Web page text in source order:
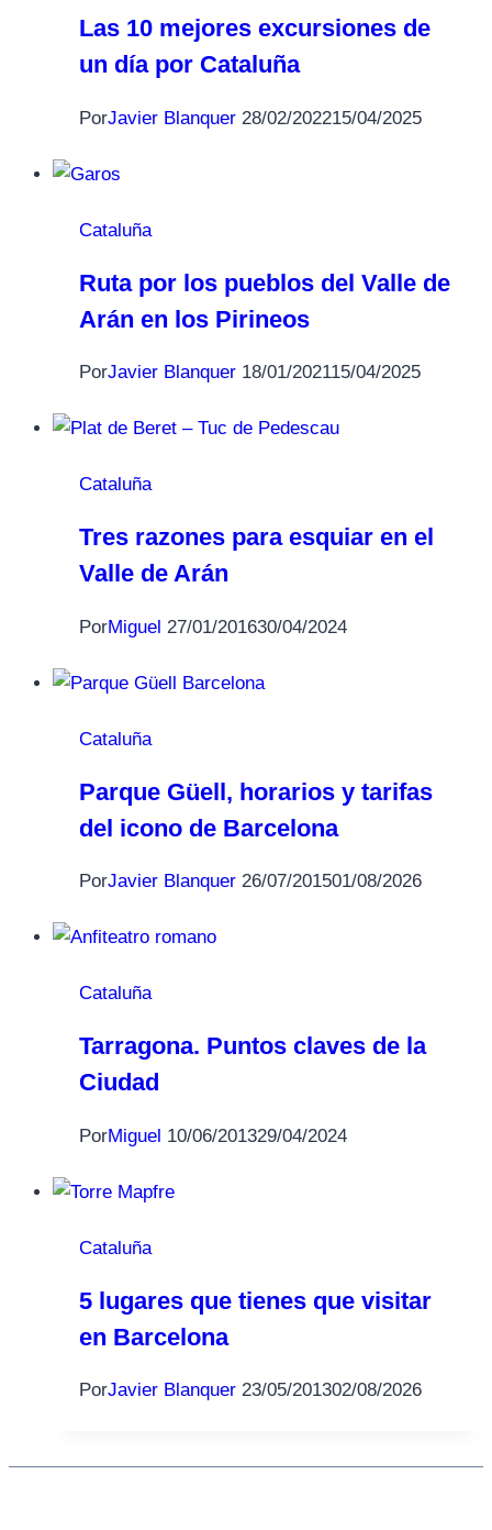
Las 10 mejores excursiones de
un día por Cataluña
PorJavier Blanquer 28/02/202215/04/2025
Cataluña
Ruta por los pueblos del Valle de
Arán en los Pirineos
PorJavier Blanquer 18/01/202115/04/2025
Cataluña
Tres razones para esquiar en el
Valle de Arán
PorMiguel 27/01/201630/04/2024
Cataluña
Parque Güell, horarios y tarifas
del icono de Barcelona
PorJavier Blanquer 26/07/201501/08/2026
Cataluña
Tarragona. Puntos claves de la
Ciudad
PorMiguel 10/06/201329/04/2024
Cataluña
5 lugares que tienes que visitar
en Barcelona
PorJavier Blanquer 23/05/201302/08/2026